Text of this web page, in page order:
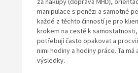
manipulace s penězi a samotné
každé z těchto činností je pro
krokem na cestě k
potřebují často opakovat a
nimi hodiny a hodiny práce. Ta má
výsledky.